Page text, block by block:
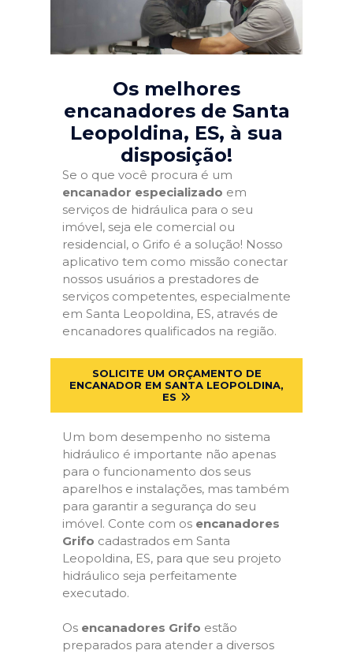
Os melhores
encanadores de Santa
Leopoldina, ES, à sua
disposição!
Se o que você procura é um
encanador especializado em
serviços de hidráulica para o seu
imóvel, seja ele comercial ou
residencial, o Grifo é a solução! Nosso
aplicativo tem como missão conectar
nossos usuários a prestadores de
serviços competentes, especialmente
em Santa Leopoldina, ES, através de
encanadores qualificados na região.
SOLICITE UM ORÇAMENTO DE
ENCANADOR EM SANTA LEOPOLDINA,
ES
Um bom desempenho no sistema
hidráulico é importante não apenas
para o funcionamento dos seus
aparelhos e instalações, mas também
para garantir a segurança do seu
imóvel. Conte com os encanadores
Grifo cadastrados em Santa
Leopoldina, ES, para que seu projeto
hidráulico seja perfeitamente
executado.
Os encanadores Grifo estão
preparados para atender a diversos